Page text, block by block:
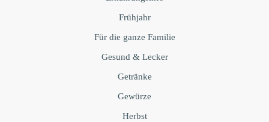
Frühjahr
Für die ganze Familie
Gesund & Lecker
Getränke
Gewürze
Herbst